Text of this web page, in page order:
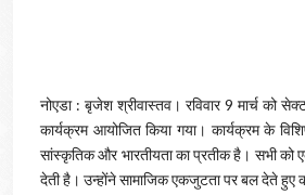
नोएडा : बृजेश श्रीवास्तव। रविवार 9 मार्च को
कार्यक्रम आयोजित किया गया। कार्यक्रम के
सांस्कृतिक और भारतीयता का प्रतीक है। सभी को
देती है। उन्होंने सामाजिक एकजुटता पर बल देते